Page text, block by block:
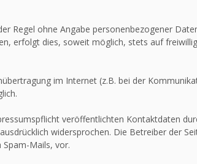
Regel ohne Angabe personenbezogener
erfolgt dies, soweit möglich, stets auf
im Internet (z.B. bei der
veröffentlichten Kontaktdaten
widersprochen. Die Betreiber der
Mails, vor.